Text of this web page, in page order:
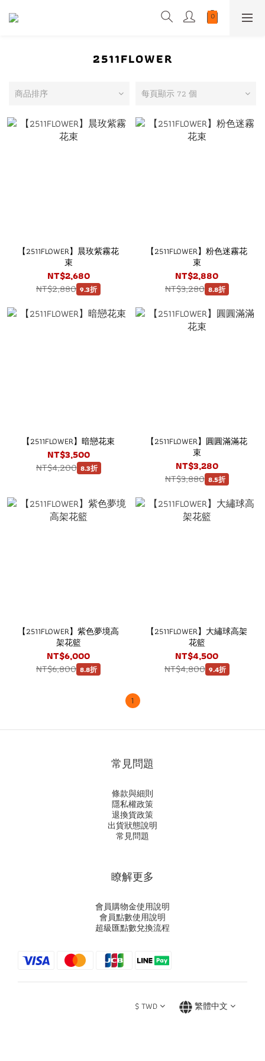
2511FLOWER
商品排序 每頁顯示 72 個
【2511FLOWER】晨玫紫霧花
束
NT$2,680
NT$2,880 9.3折
【2511FLOWER】粉色迷霧花
束
NT$2,880
NT$3,280 8.8折
【2511FLOWER】暗戀花束
NT$3,500
NT$4,200 8.3折
【2511FLOWER】圓圓滿滿花
束
NT$3,280
NT$3,880 8.5折
【2511FLOWER】紫色夢境高
架花籃
NT$6,000
NT$6,800 8.8折
【2511FLOWER】大繡球高架
花籃
NT$4,500
NT$4,800 9.4折
1
常見問題
條款與細則
隱私權政策
退換貨政策
出貨狀態說明
常見問題
瞭解更多
會員購物金使用說明
會員點數使用說明
超級匯點數兌換流程
$TWD 繁體中文